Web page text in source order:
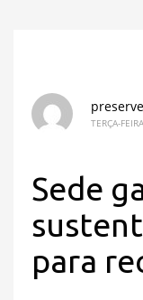
preserve
TERÇA-
Sede
para